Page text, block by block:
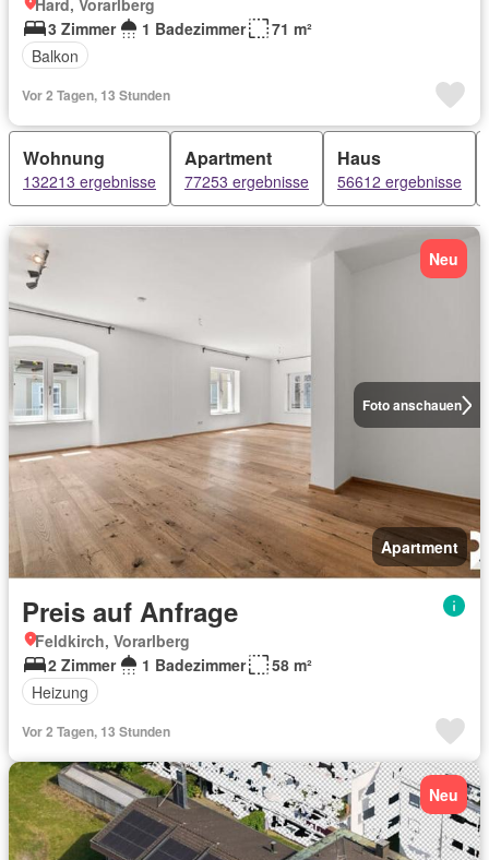
Hard, Vorarlberg
3 Zimmer
1 Badezimmer
71 m²
Balkon
Vor 2 Tagen, 13 Stunden
Wohnung
132213 ergebnisse
Apartment
77253 ergebnisse
Haus
56612 ergebnisse
Foto anschauen
Neu
Apartment
Preis auf Anfrage
Feldkirch, Vorarlberg
2 Zimmer
1 Badezimmer
58 m²
Heizung
Vor 2 Tagen, 13 Stunden
Neu